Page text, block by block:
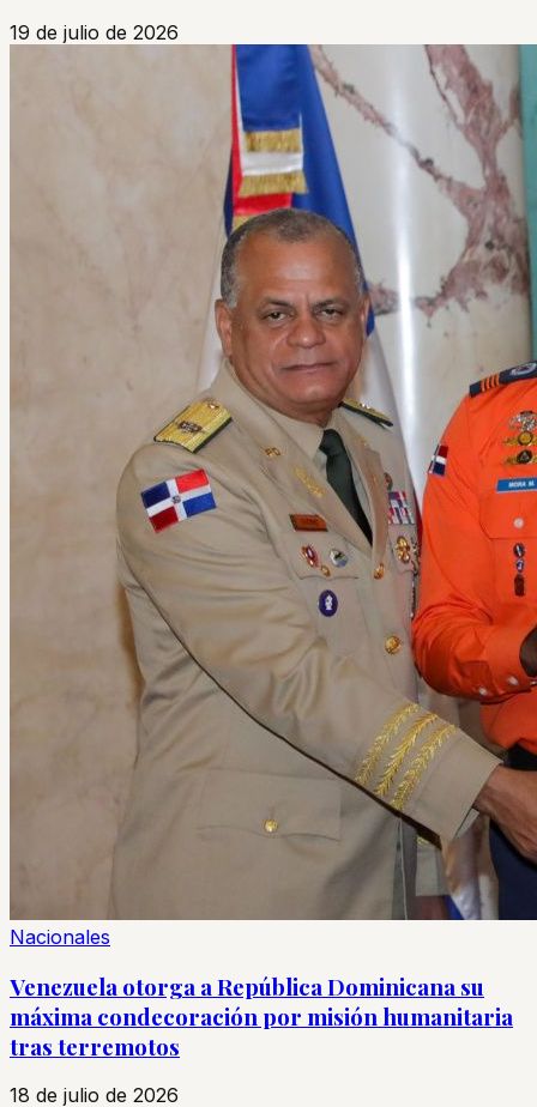
19 de julio de 2026
Nacionales
Venezuela otorga a República Dominicana su
máxima condecoración por misión humanitaria
tras terremotos
18 de julio de 2026